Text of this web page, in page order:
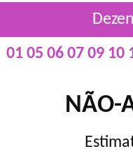
01 05 06 07 09 10
NÃO-